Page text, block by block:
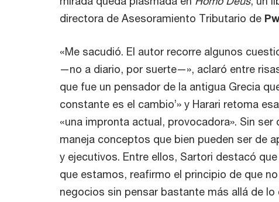
directora de Asesoramiento Tributario de
«Me sacudió. El autor recorre algunos
—no a diario, por suerte—», aclaró entre
que fue un pensador de la antigua Grecia
constante es el cambio’» y Harari retoma
«una impronta actual, provocadora». Sin ser
maneja conceptos que bien pueden ser de
y ejecutivos. Entre ellos, Sartori destacó
que estamos, reafirmo el principio de que
negocios sin pensar bastante más allá de lo